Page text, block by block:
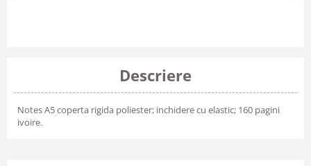
Descriere
Notes A5 coperta rigida poliester; inchidere cu elastic; 160 pagini
ivoire.